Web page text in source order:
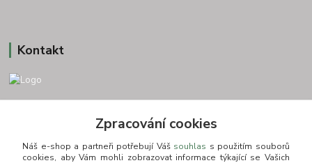
Kontakt
Otevírací doba: PO-PÁ: 9:00-16:00 NUTNÁ REZERVACE
info@zkusnositko.cz
Zpracování cookies
Náš e-shop a partneři potřebují Váš souhlas s použitím souborů
cookies, aby Vám mohli zobrazovat informace týkající se Vašich